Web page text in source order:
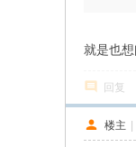
就是也
回复
楼主 |